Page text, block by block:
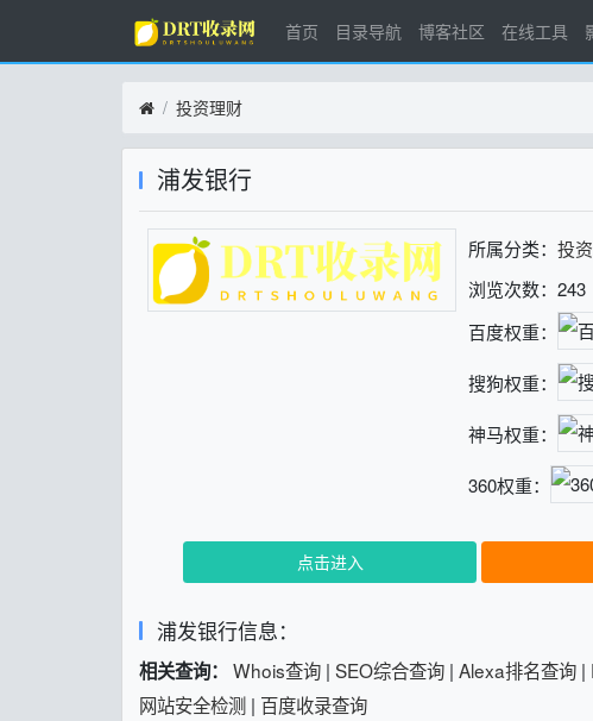
首页 目录导航 博客社区 在线工具
投资理财
浦发银行
所属分类： 投
浏览次数：243
百度权重：
搜狗权重：
神马权重：
360权重：
点击进入
浦发银行信息：
相关查询： Whois查询 | SEO综合查询 | Alexa排名查询 |
网站安全检测 | 百度收录查询